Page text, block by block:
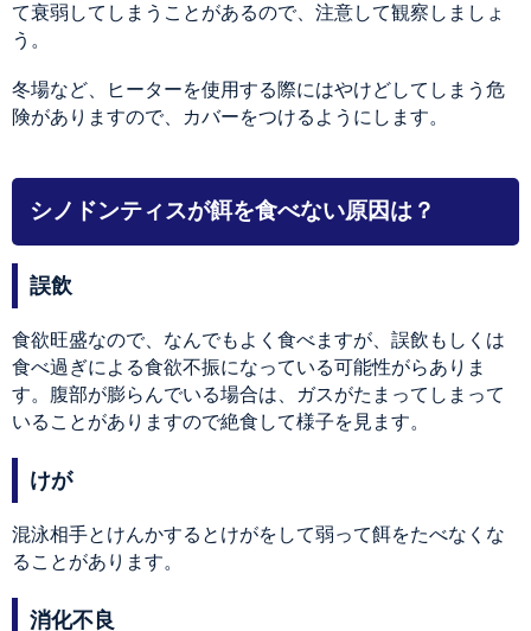
て衰弱してしまうことがあるので、注意して観察しましょ
う。
冬場など、ヒーターを使用する際にはやけどしてしまう危
険がありますので、カバーをつけるようにします。
シノドンティスが餌を食べない原因は？
誤飲
食欲旺盛なので、なんでもよく食べますが、誤飲もしくは
食べ過ぎによる食欲不振になっている可能性がらありま
す。腹部が膨らんでいる場合は、ガスがたまってしまって
いることがありますので絶食して様子を見ます。
けが
混泳相手とけんかするとけがをして弱って餌をたべなくな
ることがあります。
消化不良